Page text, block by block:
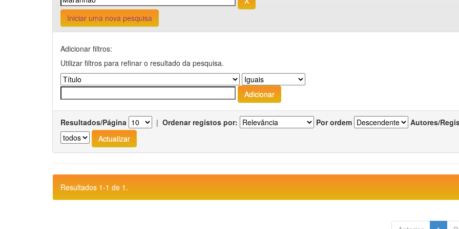
Iniciar uma nova pesquisa
Adicionar filtros:
Utilizar filtros para refinar o resultado da pesquisa.
Resultados/Página | Ordenar registos por: Por ordem Autores/
Resultados 1-1 de 1.